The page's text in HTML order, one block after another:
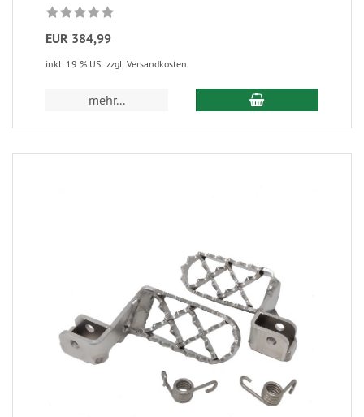
EUR 384,99
inkl. 19 % USt zzgl. Versandkosten
mehr...